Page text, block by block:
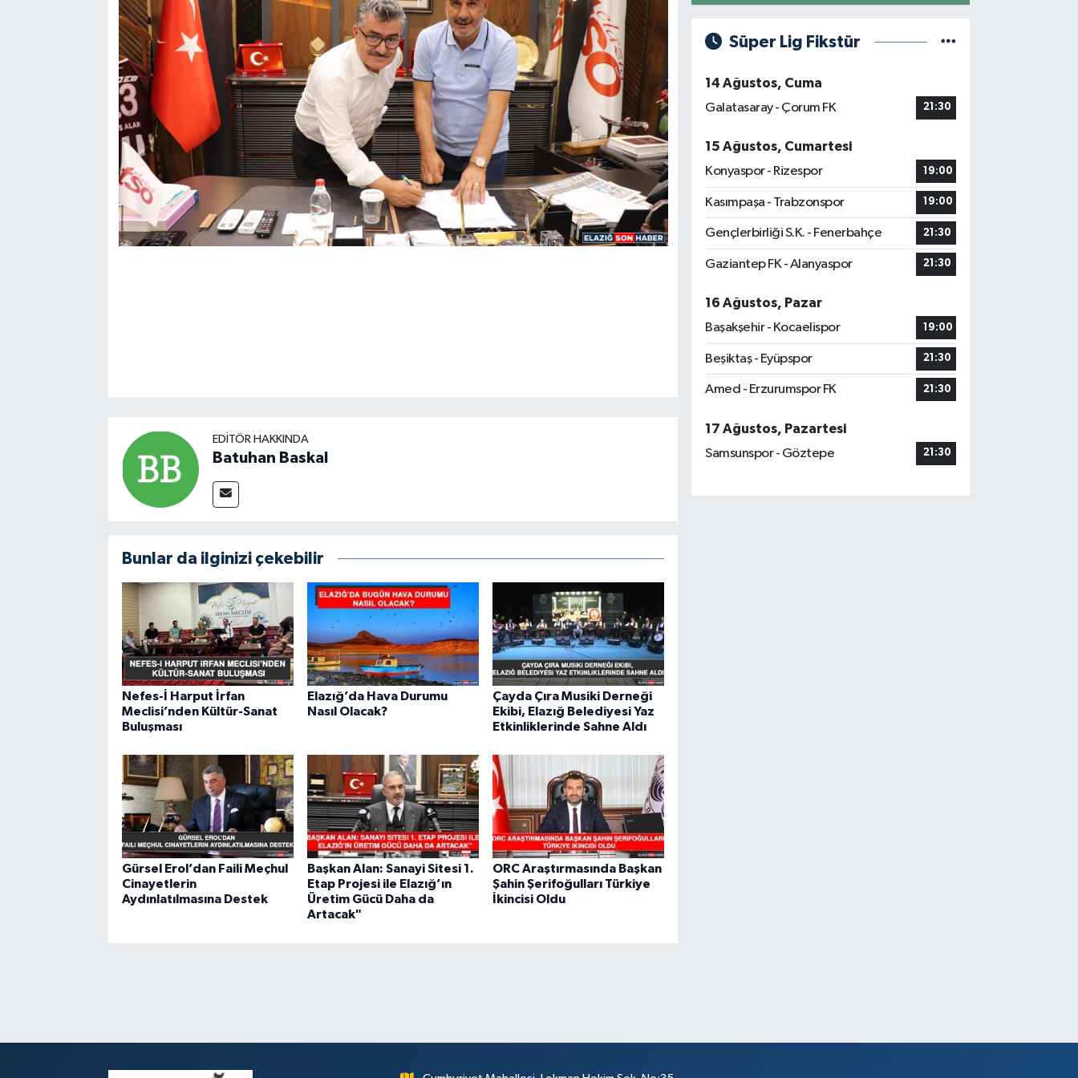
EDITÖR HAKKINDA
Batuhan Baskal
Bunlar da ilginizi çekebilir
Nefes-İ Harput İrfan
Meclisi’nden Kültür-Sanat
Buluşması
Elazığ’da Hava Durumu
Nasıl Olacak?
Çayda Çıra Musiki Derneği
Ekibi, Elazığ Belediyesi Yaz
Etkinliklerinde Sahne Aldı
Gürsel Erol’dan Faili Meçhul
Cinayetlerin
Aydınlatılmasına Destek
Başkan Alan: Sanayi Sitesi 1.
Etap Projesi ile Elazığ’ın
Üretim Gücü Daha da
Artacak"
ORC Araştırmasında Başkan
Şahin Şerifoğulları Türkiye
İkincisi Oldu
Süper Lig Fikstür
14 Ağustos, Cuma
Galatasaray - Çorum FK
21:30
15 Ağustos, Cumartesi
Konyaspor - Rizespor
19:00
Kasımpaşa - Trabzonspor 19:00
Gençlerbirliği S.K. - Fenerbahçe 21:30
Gaziantep FK - Alanyaspor 21:30
16 Ağustos, Pazar
Başakşehir - Kocaelispor
19:00
Beşiktaş - Eyüpspor 21:30
Amed - Erzurumspor FK 21:30
17 Ağustos, Pazartesi
Samsunspor - Göztepe
21:30